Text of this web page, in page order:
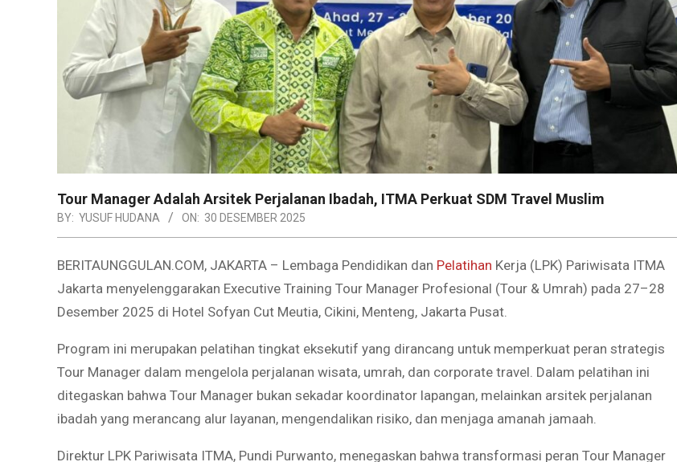
Tour Manager Adalah Arsitek Perjalanan Ibadah, ITMA Perkuat SDM Travel Muslim
BY: YUSUF HUDANA ON: 30 DESEMBER 2025
BERITAUNGGULAN.COM, JAKARTA – Lembaga Pendidikan dan Pelatihan Kerja (LPK) Pariwisata ITMA
Jakarta menyelenggarakan Executive Training Tour Manager Profesional (Tour & Umrah) pada 27–28
Desember 2025 di Hotel Sofyan Cut Meutia, Cikini, Menteng, Jakarta Pusat.
Program ini merupakan pelatihan tingkat eksekutif yang dirancang untuk memperkuat peran strategis
Tour Manager dalam mengelola perjalanan wisata, umrah, dan corporate travel. Dalam pelatihan ini
ditegaskan bahwa Tour Manager bukan sekadar koordinator lapangan, melainkan arsitek perjalanan
ibadah yang merancang alur layanan, mengendalikan risiko, dan menjaga amanah jamaah.
Direktur LPK Pariwisata ITMA, Pundi Purwanto, menegaskan bahwa transformasi peran Tour Manager